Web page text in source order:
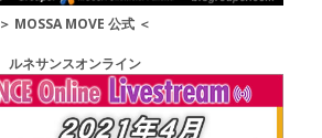
＞ MOSSA MOVE 公式 ＜
ルネサンスオンライン